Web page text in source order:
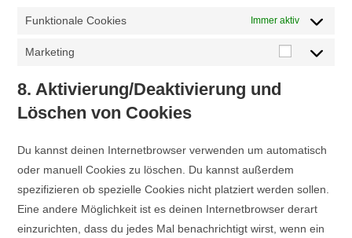
Funktionale Cookies Immer aktiv
Marketing
Marketing
8. Aktivierung/Deaktivierung und
Löschen von Cookies
Du kannst deinen Internetbrowser verwenden um automatisch
oder manuell Cookies zu löschen. Du kannst außerdem
spezifizieren ob spezielle Cookies nicht platziert werden sollen.
Eine andere Möglichkeit ist es deinen Internetbrowser derart
einzurichten, dass du jedes Mal benachrichtigt wirst, wenn ein